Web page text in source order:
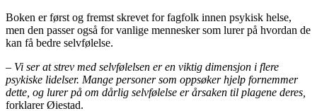
Boken er først og fremst skrevet for fagfolk innen psykisk helse,
men den passer også for vanlige mennesker som lurer på hvordan de
kan få bedre selvfølelse.
– Vi ser at strev med selvfølelsen er en viktig dimensjon i flere
psykiske lidelser. Mange personer som oppsøker hjelp fornemmer
dette, og lurer på om dårlig selvfølelse er årsaken til plagene deres,
forklarer Øiestad.